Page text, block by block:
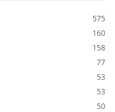
575
160
158
77
53
53
50